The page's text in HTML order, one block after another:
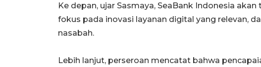
Ke depan, ujar Sasmaya, SeaBank Indonesia
fokus pada inovasi layanan digital yang relevan,
nasabah.
Lebih lanjut, perseroan mencatat bahwa